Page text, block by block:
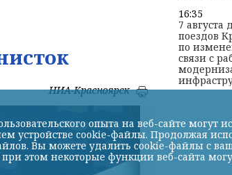
НИА-Красноярск
16:35
7 августа
поездов
по
связи с
опыта на веб-сайте могут
устройстве cookie-файлы. Продолжая
Вы можете удалить cookie-файлы с
этом некоторые функции веб-сайта